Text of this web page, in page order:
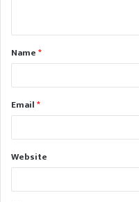
t
*Name*
Email*
Website